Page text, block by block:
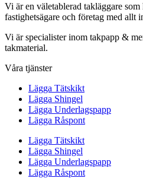
Vi är en väletablerad takläggare
fastighetsägare och företag med allt
Vi är specialister inom takpapp &
takmaterial.
Våra tjänster
Lägga Tätskikt
Lägga Shingel
Lägga Underlagspapp
Lägga Råspont
Lägga Tätskikt
Lägga Shingel
Lägga Underlagspapp
Lägga Råspont